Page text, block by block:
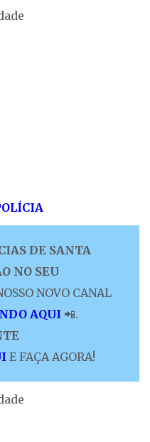
DE SANTA
NO SEU
NOVO CANAL
AQUI 📲.
E FAÇA AGORA!